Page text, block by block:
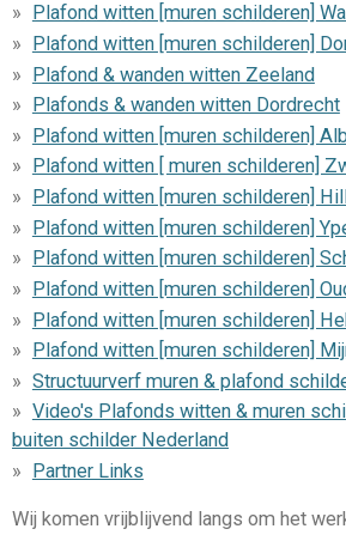
Plafond witten [muren schilderen]
Plafond witten [muren schilderen]
Plafond & wanden witten Zeeland
Plafonds & wanden witten Dordrecht
Plafond witten [muren schilderen]
Plafond witten [ muren schilderen]
Plafond witten [muren schilderen]
Plafond witten [muren schilderen]
Plafond witten [muren schilderen]
Plafond witten [muren schilderen]
Plafond witten [muren schilderen]
Plafond witten [muren schilderen]
Structuurverf muren & plafond
Video's Plafonds witten & muren
buiten schilder Nederland
Partner Links
Wij komen vrijblijvend langs om het